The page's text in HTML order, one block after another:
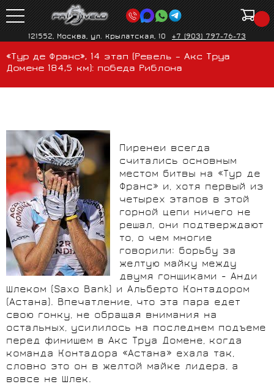
121552, Москва, ул. Крылатская, 10 +7 (903) 797-76-73
«Тур де Франс», 14 этап (Ревель – Акс Труа
Домене 184,5 км): победа Риблона
Пиренеи всегда
считались основным
местом битвы на «Тур де
Франс» и, хотя первый из
четырех этапов в этой
горной цепи ничего не
решал, они подтверждают
то, о чем многие
говорили: борьбу за
желтую майку между
двумя гонщиками - Анди
Шлеком (Saxo Bank) и Альберто Контадором
(Астана). Впечатление, что эта пара едет
свою гонку, не обращая внимания на
остальных, усилилось на последнем подъеме
перед финишем в Акс Труа Домене, когда
команда Контадора «Астана» ехала так,
словно это он в желтой майке лидера, а
вовсе не Шлек.